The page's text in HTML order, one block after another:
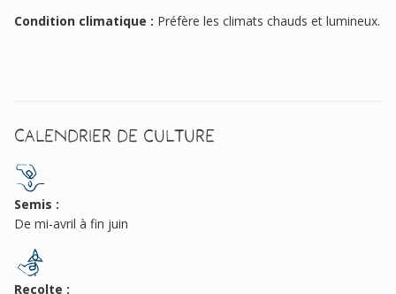
Condition climatique : Préfère les climats chauds et lumineux.
Calendrier de culture
Semis :
De mi-avril à fin juin
Recolte :